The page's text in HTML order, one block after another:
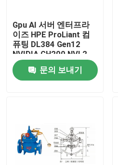
비디오
Gpu AI 서버 엔터프라
이즈 HPE ProLiant 컴
퓨팅 DL384 Gen12
NVIDIA GH200 NVL2
무료 컴퓨팅 개인 클라
우드 랙 마운트
문의 보내기